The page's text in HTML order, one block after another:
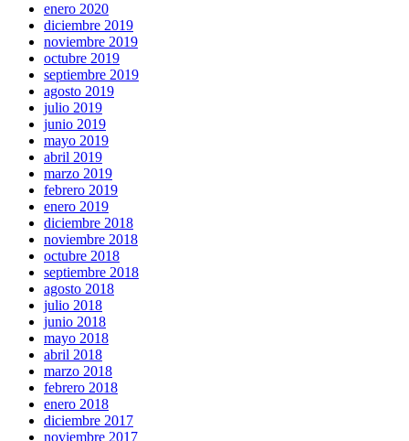
enero 2020
diciembre 2019
noviembre 2019
octubre 2019
septiembre 2019
agosto 2019
julio 2019
junio 2019
mayo 2019
abril 2019
marzo 2019
febrero 2019
enero 2019
diciembre 2018
noviembre 2018
octubre 2018
septiembre 2018
agosto 2018
julio 2018
junio 2018
mayo 2018
abril 2018
marzo 2018
febrero 2018
enero 2018
diciembre 2017
noviembre 2017